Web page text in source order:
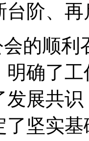
台阶、
的顺
明确了
发展共
了坚实